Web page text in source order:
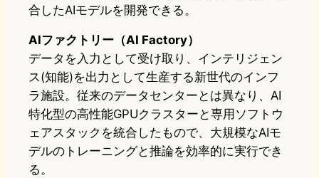
合したAIモデルを開発できる。
AIファクトリー（AI Factory）
データを入力として受け取り、インテリジェン
ス(知能)を出力として生産する新世代のインフ
ラ施設。従来のデータセンターとは異なり、AI
特化型の高性能GPUクラスターと専用ソフトウ
ェアスタックを統合したもので、大規模なAIモ
デルのトレーニングと推論を効率的に実行でき
る。